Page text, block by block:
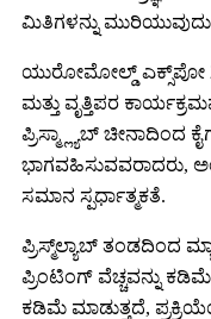
ಮಿತಿಗಳನ್ನು
ಯುರೋಮೋಲ್ಡ್ ಎಕ್ಸ್‌ಪೋ
ಮತ್ತು ವೃತ್ತಿಪರ
ಪ್ರಿಸ್ಮ್ಲ್ಯಾಬ್ ಚೀನಾದಿಂದ
ಭಾಗವಹಿಸುವವರಾದರು,
ಸಮಾನ ಸ್ಪರ್ಧಾತ್ಮಕತೆ.
ಪ್ರಿಸ್ಮ್‌ಲ್ಯಾಬ್ ತಂಡದಿಂದ
ಪ್ರಿಂಟಿಂಗ್ ವೆಚ್ಚವನ್ನು
ಕಡಿಮೆ ಮಾಡುತ್ತದೆ,